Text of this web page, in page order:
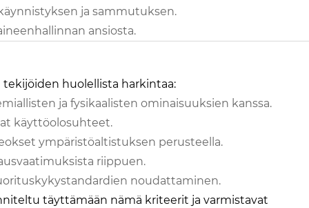
ja sammutuksen.
ansiosta.
huolellista harkintaa:
ja fysikaalisten ominaisuuksien kanssa.
käyttöolosuhteet.
ympäristöaltistuksen perusteella.
riippuen.
noudattaminen.
täyttämään nämä kriteerit ja varmistavat